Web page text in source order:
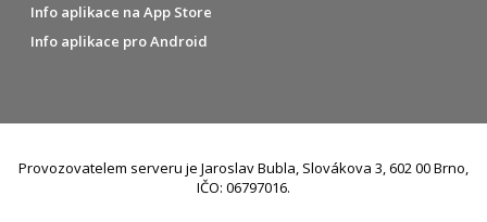
Info aplikace na App Store
Info aplikace pro Android
Provozovatelem serveru je Jaroslav Bubla, Slovákova 3, 602 00 Brno,
IČO: 06797016.